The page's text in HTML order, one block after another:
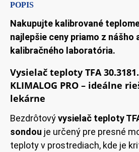
POPIS
Nakupujte kalibrované
najlepšie ceny priamo z nášho
kalibračného laboratória.
Vysielač teploty TFA
KLIMALOG PRO – ideálne
lekárne
Bezdrôtovývysielač teploty
sondou je určený pre presné
teploty v prostrediach, kde je